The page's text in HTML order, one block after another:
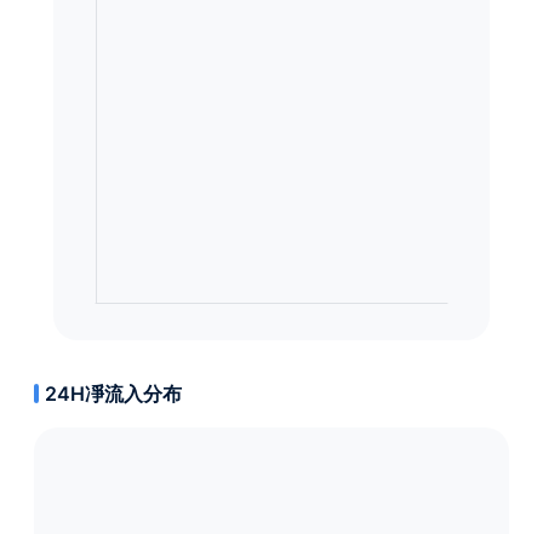
24H凈流入分布